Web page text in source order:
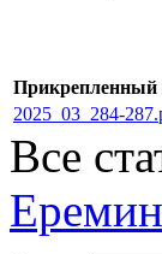
Прикрепленный
2025_03_284-
Все